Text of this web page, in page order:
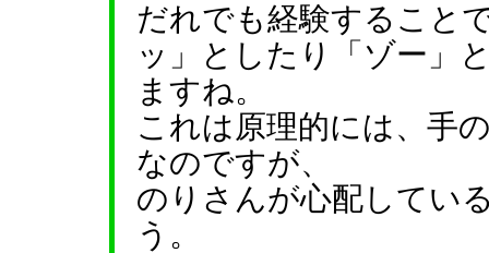
だれでも経験すること
ッ」としたり「ゾー」
ますね。
これは原理的には、手
なのですが、
のりさんが心配してい
う。